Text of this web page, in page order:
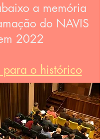
a memória
do NAVIS
2022
o histórico